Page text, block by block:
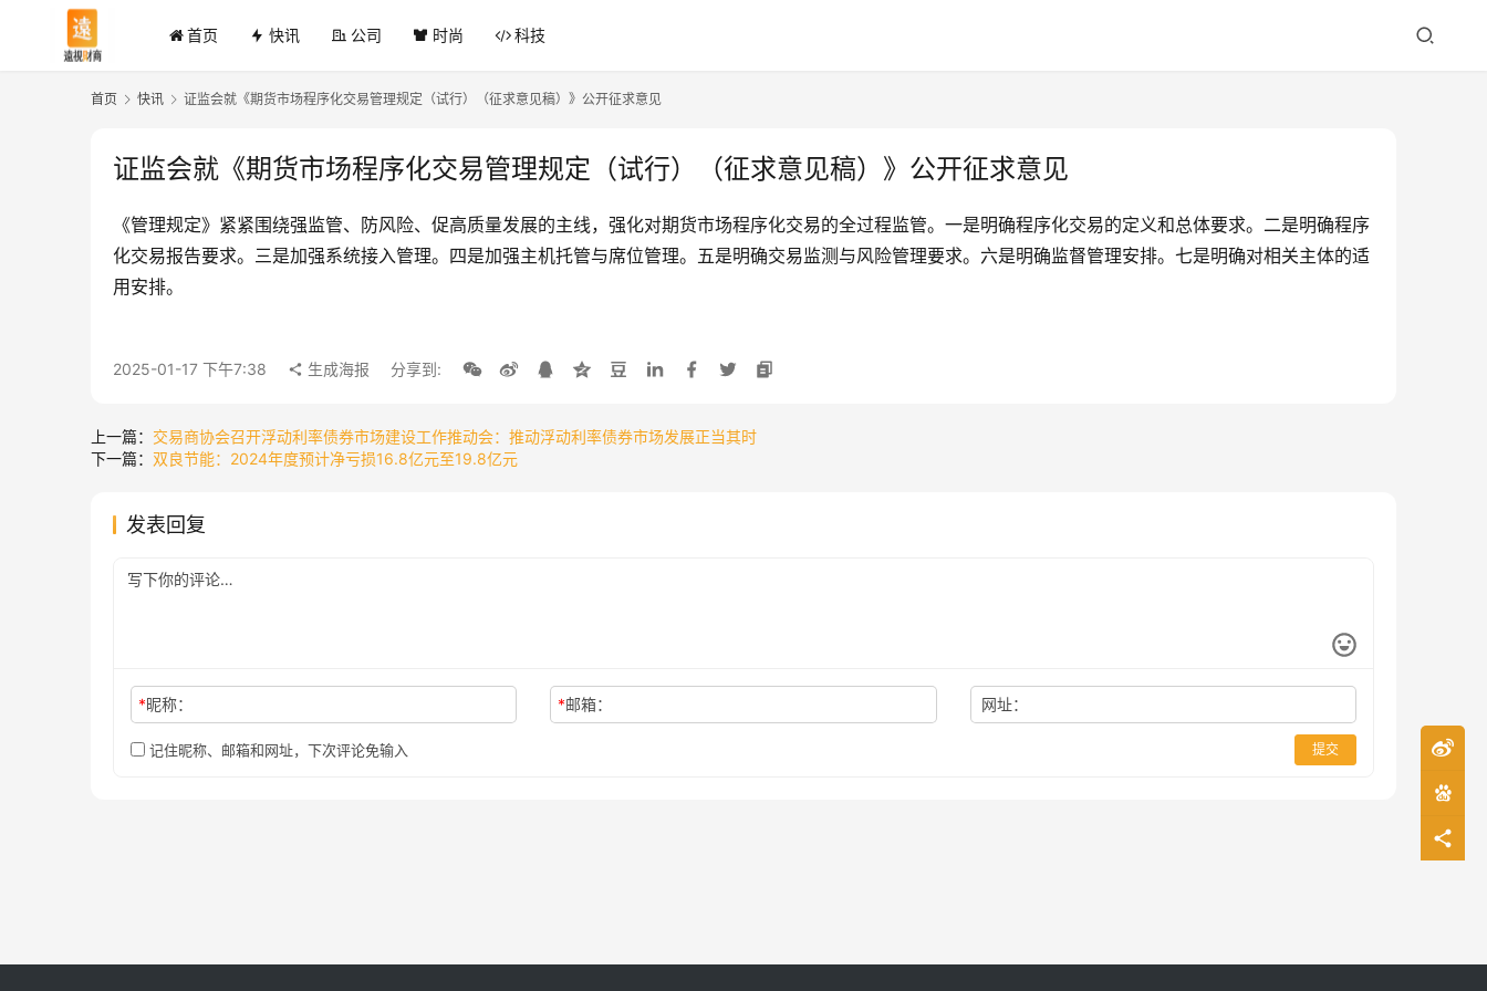
首页 快讯 公司 时尚 科技
首页 快讯 证监会就《期货市场程序化交易管理规定（试行）（征求意见稿）》公开征求意见
证监会就《期货市场程序化交易管理规定（试行）（征求意见稿）》公开征求意见
《管理规定》紧紧围绕强监管、防风险、促高质量发展的主线，强化对期货市场程序化交易的全过程监管。一是明确程序化交易的定义和总体要求。二是明确程序
化交易报告要求。三是加强系统接入管理。四是加强主机托管与席位管理。五是明确交易监测与风险管理要求。六是明确监督管理安排。七是明确对相关主体的适
用安排。
2025-01-17 下午7:38 生成海报 分享到:
上一篇： 交易商协会召开浮动利率债券市场建设工作推动会：推动浮动利率债券市场发展正当其时
下一篇： 双良节能：2024年度预计净亏损16.8亿元至19.8亿元
发表回复
*昵称： *邮箱： 网址：
记住昵称、邮箱和网址，下次评论免输入 提交